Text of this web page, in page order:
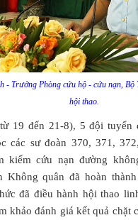
- Trưởng Phòng cứu hộ - cứu nạn, Bộ
hội thao.
19 đến 21-8), 5 đội tuyển
các sư đoàn 370, 371,
kiếm cứu nạn đường
Không quân đã hoàn
đã điều hành hội thao
khảo đánh giá kết quả chặt